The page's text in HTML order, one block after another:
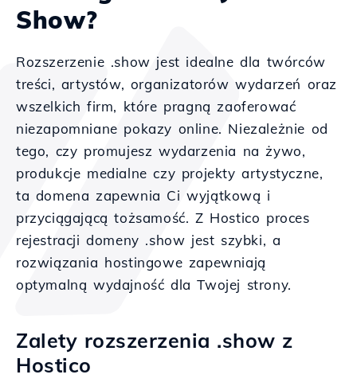
Show?
Rozszerzenie .show jest idealne dla twórców
treści, artystów, organizatorów wydarzeń oraz
wszelkich firm, które pragną zaoferować
niezapomniane pokazy online. Niezależnie od
tego, czy promujesz wydarzenia na żywo,
produkcje medialne czy projekty artystyczne,
ta domena zapewnia Ci wyjątkową i
przyciągającą tożsamość. Z Hostico proces
rejestracji domeny .show jest szybki, a
rozwiązania hostingowe zapewniają
optymalną wydajność dla Twojej strony.
Zalety rozszerzenia .show z
Hostico